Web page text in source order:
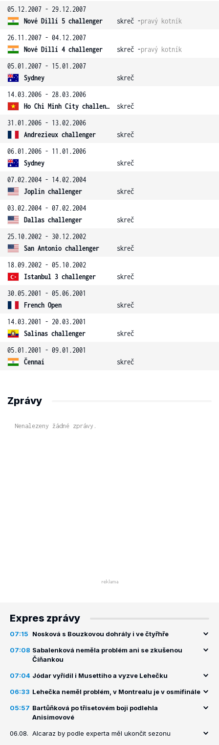
05.12.2007 - 29.12.2007
Nové Dillí 5 challenger
skreč -pravý kotník
26.11.2007 - 04.12.2007
Nové Dillí 4 challenger
skreč -pravý kotník
05.01.2007 - 15.01.2007
Sydney
skreč
14.03.2006 - 28.03.2006
Ho Chi Minh City challenger
skreč
31.01.2006 - 13.02.2006
Andrezieux challenger
skreč
06.01.2006 - 11.01.2006
Sydney
skreč
07.02.2004 - 14.02.2004
Joplin challenger
skreč
03.02.2004 - 07.02.2004
Dallas challenger
skreč
25.10.2002 - 30.12.2002
San Antonio challenger
skreč
18.09.2002 - 05.10.2002
Istanbul 3 challenger
skreč
30.05.2001 - 05.06.2001
French Open
skreč
14.03.2001 - 20.03.2001
Salinas challenger
skreč
05.01.2001 - 09.01.2001
Čennaí
skreč
Zprávy
Nenalezeny žádné zprávy.
Expres zprávy
07:15 Nosková s Bouzkovou dohrály i ve čtyřhře
07:08 Sabalenková neměla problém ani se zkušenou
Číňankou
07:04 Jódar vyřídil i Musettiho a vyzve Lehečku
06:33 Lehečka neměl problém, v Montrealu je v osmifinále
05:57 Bartůňková po třísetovém boji podlehla
Anisimovové
06.08. Alcaraz by podle experta měl ukončit sezonu